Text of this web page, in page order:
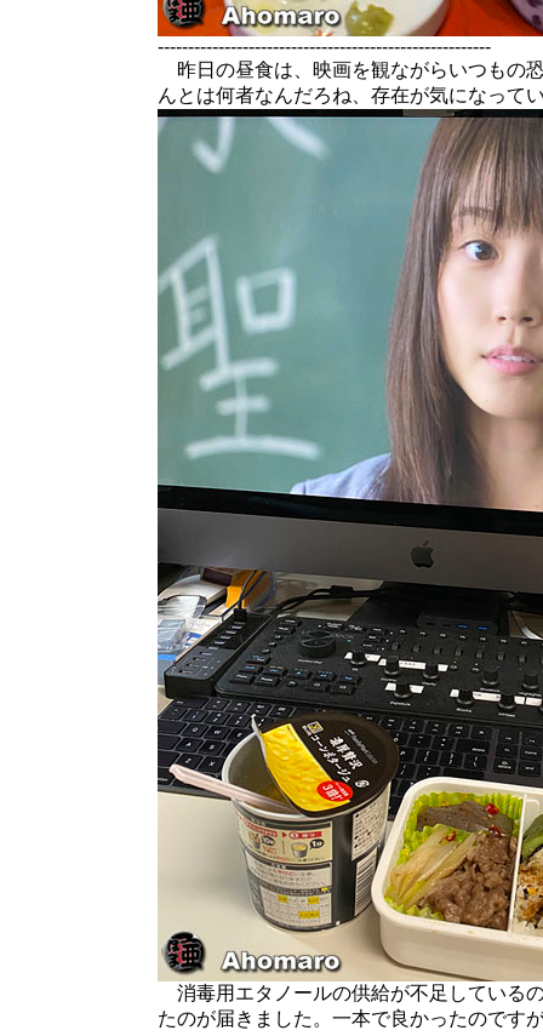
-------------------------------------------------------
昨日の昼食は、映画を観ながらいつもの
んとは何者なんだろね、存在が気になって
消毒用エタノールの供給が不足している
たのが届きました。一本で良かったのです